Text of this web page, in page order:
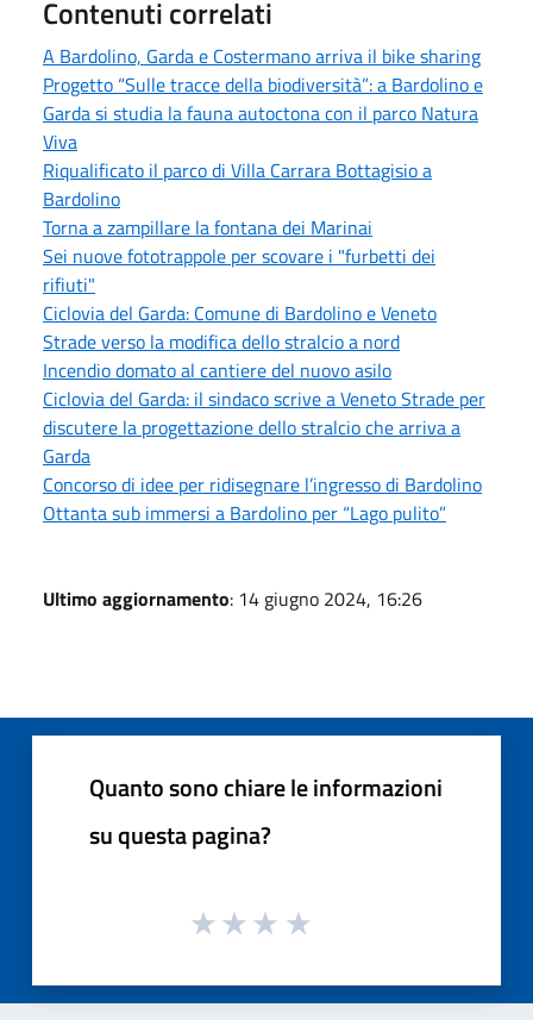
Contenuti correlati
A Bardolino, Garda e Costermano arriva il bike sharing
Progetto “Sulle tracce della biodiversità”: a Bardolino e
Garda si studia la fauna autoctona con il parco Natura
Viva
Riqualificato il parco di Villa Carrara Bottagisio a
Bardolino
Torna a zampillare la fontana dei Marinai
Sei nuove fototrappole per scovare i "furbetti dei
rifiuti"
Ciclovia del Garda: Comune di Bardolino e Veneto
Strade verso la modifica dello stralcio a nord
Incendio domato al cantiere del nuovo asilo
Ciclovia del Garda: il sindaco scrive a Veneto Strade per
discutere la progettazione dello stralcio che arriva a
Garda
Concorso di idee per ridisegnare l’ingresso di Bardolino
Ottanta sub immersi a Bardolino per “Lago pulito”
Ultimo aggiornamento: 14 giugno 2024, 16:26
Quanto sono chiare le informazioni
su questa pagina?